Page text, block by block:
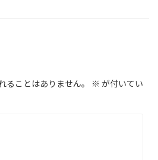
ることはありません。 ※ が付いてい